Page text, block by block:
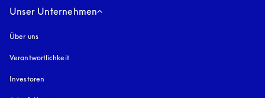
Unser Unternehmen
Über uns
Verantwortlichkeit
Investoren